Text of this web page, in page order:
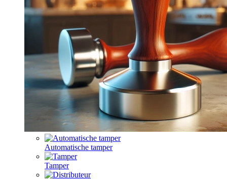
Automatische tamper
Tamper